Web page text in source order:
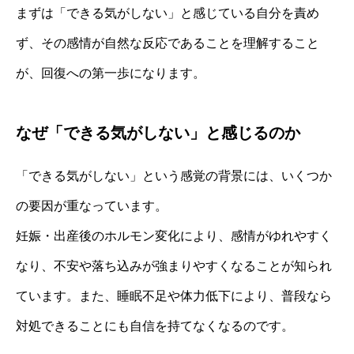
まずは「できる気がしない」と感じている自分を責め
ず、その感情が自然な反応であることを理解すること
が、回復への第一歩になります。
なぜ「できる気がしない」と感じるのか
「できる気がしない」という感覚の背景には、いくつか
の要因が重なっています。
妊娠・出産後のホルモン変化により、感情がゆれやすく
なり、不安や落ち込みが強まりやすくなることが知られ
ています。また、睡眠不足や体力低下により、普段なら
対処できることにも自信を持てなくなるのです。